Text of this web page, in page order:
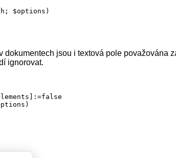
$options)
jsou i textová pole
ignorovat.